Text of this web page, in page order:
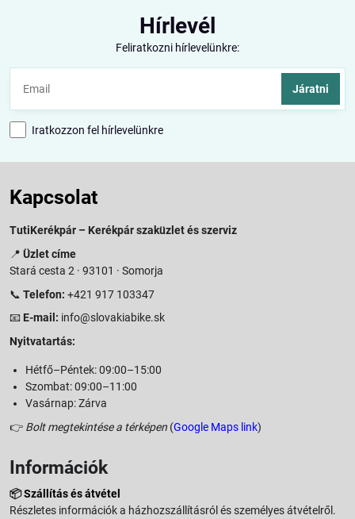
Hírlevél
Feliratkozni hírlevelünkre:
Járatni
Iratkozzon fel hírlevelünkre
Kapcsolat
TutiKerékpár – Kerékpár szaküzlet és szerviz
📍 Üzlet címe
Stará cesta 2 · 93101 · Somorja
📞 Telefon: +421 917 103347
📧 E-mail: info@slovakiabike.sk
Nyitvatartás:
Hétfő–Péntek: 09:00–15:00
Szombat: 09:00–11:00
Vasárnap: Zárva
👉 Bolt megtekintése a térképen (Google Maps link)
Információk
📦Szállítás és átvétel
Részletes információk a házhozszállításról és személyes átvételről.